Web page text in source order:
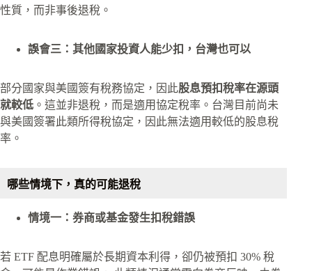
性質，而非事後退稅。
誤會三：其他國家投資人能少扣，台灣也可以
部分國家與美國簽有稅務協定，因此股息預扣稅率在源頭
就較低 。這並非退稅，而是適用協定稅率。台灣目前尚未
與美國簽署此類所得稅協定，因此無法適用較低的股息稅
率。
哪些情境下，真的可能退稅
情境一：券商或基金發生扣稅錯誤
若 ETF 配息明確屬於長期資本利得，卻仍被預扣 30% 稅